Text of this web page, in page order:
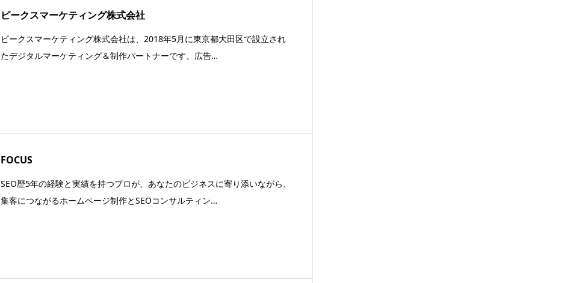
ピークスマーケティング株式会社
ピークスマーケティング株式会社は、2018年5月に東京都大田区で設立され
たデジタルマーケティング＆制作パートナーです。広告…
FOCUS
SEO歴5年の経験と実績を持つプロが、あなたのビジネスに寄り添いながら、
集客につながるホームページ制作とSEOコンサルティン…